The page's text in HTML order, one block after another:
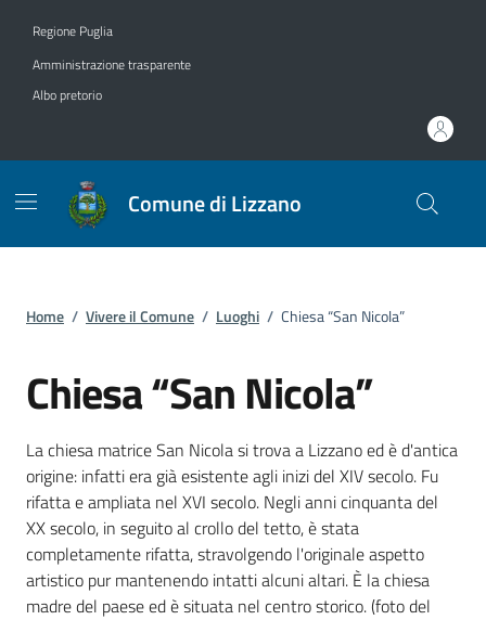
Regione Puglia
Amministrazione trasparente
Albo pretorio
Comune di Lizzano
Home / Vivere il Comune / Luoghi / Chiesa “San Nicola”
Chiesa “San Nicola”
Dettagli del luogo
La chiesa matrice San Nicola si trova a Lizzano ed è d'antica
origine: infatti era già esistente agli inizi del XIV secolo. Fu
rifatta e ampliata nel XVI secolo. Negli anni cinquanta del
XX secolo, in seguito al crollo del tetto, è stata
completamente rifatta, stravolgendo l'originale aspetto
artistico pur mantenendo intatti alcuni altari. È la chiesa
madre del paese ed è situata nel centro storico. (foto del